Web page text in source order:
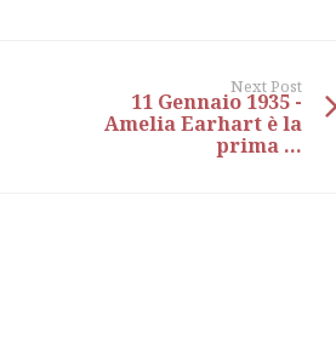
Next Post
11 Gennaio 1935 -
Amelia Earhart è la
prima ...